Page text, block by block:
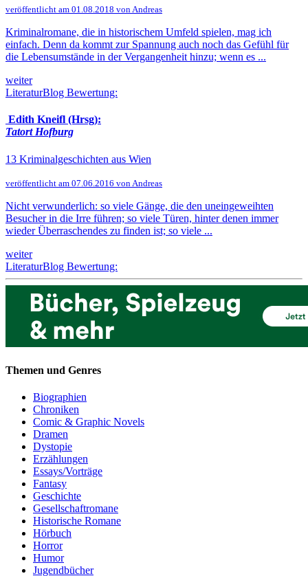
veröffentlicht am 01.08.2018 von Andreas
Kriminalromane, die in historischem Umfeld spielen, mag ich
einfach. Denn da kommt zur Spannung auch noch das Gefühl für
die Lebensumstände in der Vergangenheit hinzu; wenn es ...
weiter
LiteraturBlog Bewertung:
Edith Kneifl (Hrsg):
Tatort Hofburg
13 Kriminalgeschichten aus Wien
veröffentlicht am 07.06.2016 von Andreas
Nicht verwunderlich: so viele Gänge, die den uneingeweihten
Besucher in die Irre führen; so viele Türen, hinter denen immer
wieder Überraschendes zu finden ist; so viele ...
weiter
LiteraturBlog Bewertung:
Themen und Genres
Biographien
Chroniken
Comic & Graphic Novels
Dramen
Dystopie
Erzählungen
Essays/Vorträge
Fantasy
Geschichte
Gesellschaftromane
Historische Romane
Hörbuch
Horror
Humor
Jugendbücher